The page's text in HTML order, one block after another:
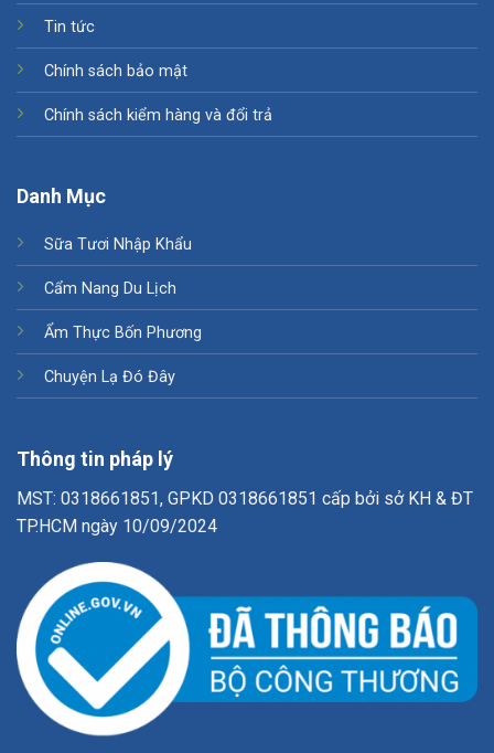
Tin tức
Chính sách bảo mật
Chính sách kiểm hàng và đổi trả
Danh Mục
Sữa Tươi Nhập Khẩu
Cẩm Nang Du Lịch
Ẩm Thực Bốn Phương
Chuyện Lạ Đó Đây
Thông tin pháp lý
MST: 0318661851, GPKD 0318661851 cấp bởi sở KH & ĐT
TP.HCM ngày 10/09/2024